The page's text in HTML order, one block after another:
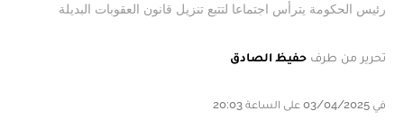
رئيس الحكومة يترأس اجتماعا لتتبع تنزيل قانون العقوبات البديلة
تحرير من طرف حفيظ الصادق
في 03/04/2025 على الساعة 20:03